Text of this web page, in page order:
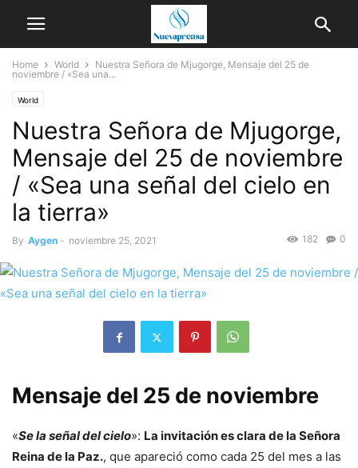
Home World
Nuestra Señora de Mjugorge, Mensaje del 25 de
noviembre / «Sea una...
World
Nuestra Señora de Mjugorge,
Mensaje del 25 de noviembre
/ «Sea una señal del cielo en
la tierra»
By Aygen - noviembre 25, 2021 0
182
Mensaje del 25 de noviembre
«Se la señal del cielo»: La invitación es clara de la Señora
Reina de la Paz., que apareció como cada 25 del mes a las